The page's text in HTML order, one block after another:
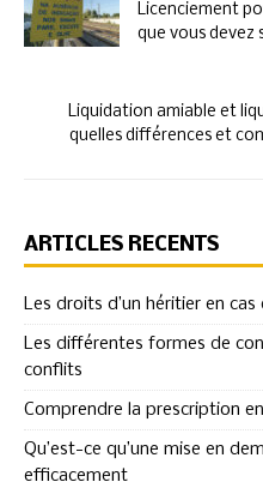
Licenciement
que vous devez
Liquidation amiable et
quelles différences et
ARTICLES RÉCENTS
Les droits d’un héritier en
Les différentes formes de
conflits
Comprendre la prescription
Qu’est-ce qu’une mise en
efficacement